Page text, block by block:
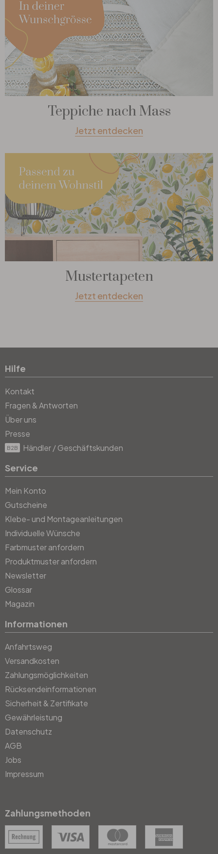
Teppiche nach Mass
Jetzt entdecken
Mustertapeten
Jetzt entdecken
Hilfe
Kontakt
Fragen & Antworten
Über uns
Presse
B2B Händler / Geschäftskunden
Service
Mein Konto
Gutscheine
Klebe- und Montageanleitungen
Individuelle Wünsche
Farbmuster anfordern
Produktmuster anfordern
Newsletter
Glossar
Magazin
Informationen
Anfahrtsweg
Versandkosten
Zahlungsmöglichkeiten
Rücksendeinformationen
Sicherheit & Zertifikate
Gewährleistung
Datenschutz
AGB
Jobs
Impressum
Zahlungsmethoden